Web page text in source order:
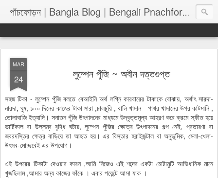
পাঁচফোড়ন | Bangla Blog | Bengali Pnachforon
MAR
24 লুম্পেন পুঁজি ~ অবীন দত্তগুপ্ত
সহজ টিকা - লুম্পেন পুঁজি বলতে বেআইনি অর্থ লগ্নি কারবারের টাকাকে বোঝায়, অর্থাৎ সারদা-
নারদা, ঘুষ, ১০০ দিনের কাজের টাকা মারা ,চালচুরি , বালি খাদান - পাথর খাদানের উপর কাটমানি ,
তোলাবাজি ইত্যাদি। সনাতন পুঁজি উৎপাদনের মাধ্যমে উদ্বৃত্তমূল্য আহরণ করে ক্রমে স্ফীত হয়ে
ভার্টিকাল বা উল্লম্ব বৃদ্ধি ঘটায়, লুম্পেন পুঁজির ক্ষেত্রে উৎপাদনের গল্প নেই, প্রতারণা বা
জবরদস্তির ক্ষেত্র বাড়িয়ে তা আহৃত হয়। এর বিস্তার হরাইজন্টাল বা অনুভূমিক, মেলা-খেলা-
উৎসব-মোচ্ছবেই এর উপযোগ।
এই উপরের টিকাটা দেওয়ার কারন ,আমি নিজেও এই শব্দের একটা মোটামুটি আভিধানিক মানে
খুজছিলাম ,আমার অন্য কাজের ফাঁকে । এবার পয়েন্টে আসা যাক ।